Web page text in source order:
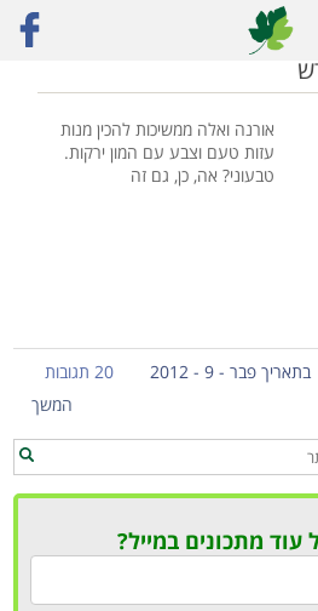
אורנה ואלה ממשיכות להכין מנות
עזות טעם וצבע עם המון ירקות.
טבעוני? אה, כן, גם זה
בתאריך פבר - 9 - 2012
20 תגובות
המשך
עוד מתכונים במייל?